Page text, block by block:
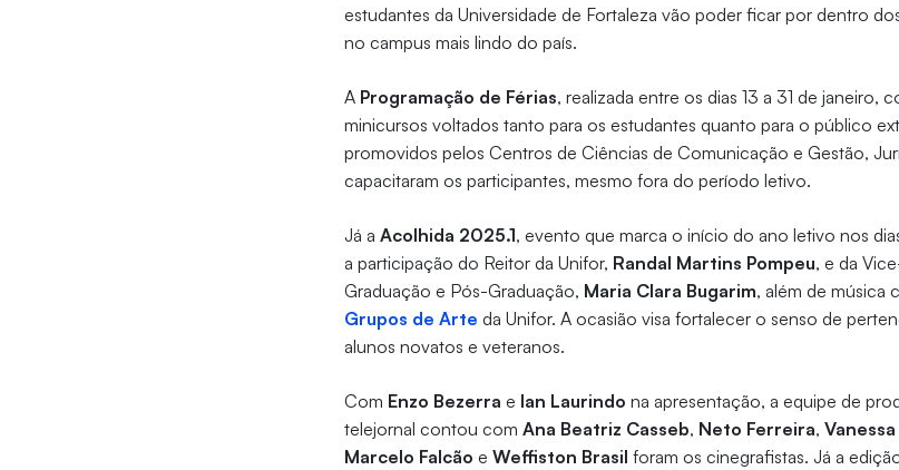
estudantes da Universidade de Fortaleza vão poder ficar por dentro
no campus mais lindo do país.
A Programação de Férias, realizada entre os dias 13 a 31 de janeiro,
minicursos voltados tanto para os estudantes quanto para o público
promovidos pelos Centros de Ciências de Comunicação e Gestão,
capacitaram os participantes, mesmo fora do período letivo.
Já aAcolhida 2025.1, evento que marca o início do ano letivo nos
a participação do Reitor da Unifor, Randal Martins Pompeu, e da
Graduação e Pós-Graduação, Maria Clara Bugarim, além de música
Grupos de Arte da Unifor. A ocasião visa fortalecer o senso de
alunos novatos e veteranos.
Com Enzo Bezerra e Ian Laurindo na apresentação, a equipe de
telejornal contou comAna Beatriz Casseb, Neto Ferreira,
Marcelo Falcão eWeffiston Brasil foram os cinegrafistas. Já a